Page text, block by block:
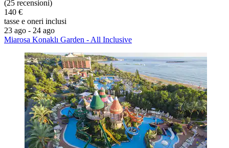
(25 recensioni)
140 €
tasse e oneri inclusi
23 ago - 24 ago
Miarosa Konaklı Garden - All Inclusive